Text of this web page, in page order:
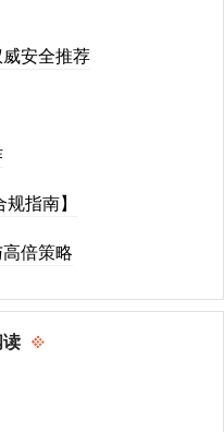
安全推荐
指南】
倍策略